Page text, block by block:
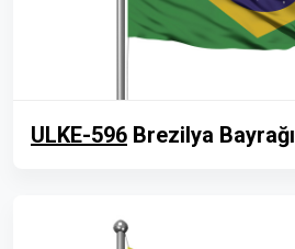
ULKE-596 Brezilya Bayrağı